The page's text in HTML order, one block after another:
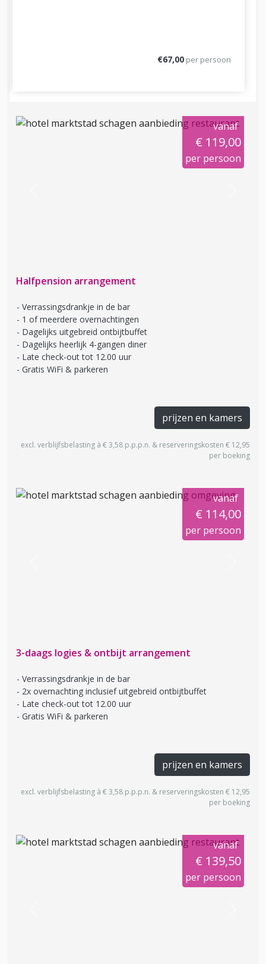
€67,00 per persoon
vanaf
€ 119,00
per persoon
Halfpension arrangement
Verrassingsdrankje in de bar
1 of meerdere overnachtingen
Dagelijks uitgebreid ontbijtbuffet
Dagelijks heerlijk 4-gangen diner
Late check-out tot 12.00 uur
Gratis WiFi & parkeren
prijzen en kamers
excl. verblijfsbelasting à € 3,58 p.p.p.n. & reserveringskosten € 12,95
per boeking
vanaf
€ 114,00
per persoon
3-daags logies & ontbijt arrangement
Verrassingsdrankje in de bar
2x overnachting inclusief uitgebreid ontbijtbuffet
Late check-out tot 12.00 uur
Gratis WiFi & parkeren
prijzen en kamers
excl. verblijfsbelasting à € 3,58 p.p.p.n. & reserveringskosten € 12,95
per boeking
vanaf
€ 139,50
per persoon